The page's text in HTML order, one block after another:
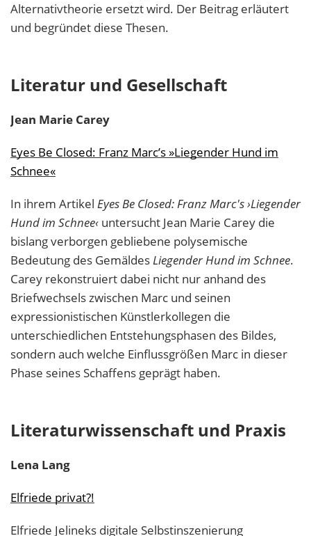
Alternativtheorie ersetzt wird. Der Beitrag erläutert
und begründet diese Thesen.
Literatur und Gesellschaft
Jean Marie Carey
Eyes Be Closed: Franz Marc’s »Liegender Hund im
Schnee«
In ihrem Artikel Eyes Be Closed: Franz Marc's ›Liegender
Hund im Schnee‹ untersucht Jean Marie Carey die
bislang verborgen gebliebene polysemische
Bedeutung des Gemäldes Liegender Hund im Schnee.
Carey rekonstruiert dabei nicht nur anhand des
Briefwechsels zwischen Marc und seinen
expressionistischen Künstlerkollegen die
unterschiedlichen Entstehungsphasen des Bildes,
sondern auch welche Einflussgrößen Marc in dieser
Phase seines Schaffens geprägt haben.
Literaturwissenschaft und Praxis
Lena Lang
Elfriede privat?!
Elfriede Jelineks digitale Selbstinszenierung